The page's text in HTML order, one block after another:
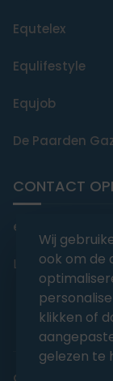
Equtelex
Equlifestyle
Equjob
De Paarden
CONTACT
Wij
ook om de
klikken of
gelezen te